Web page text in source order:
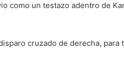
como un testazo adentro de
cruzado de derecha, para